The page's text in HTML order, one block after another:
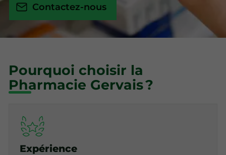
Contactez-nous
Pourquoi choisir la
Pharmacie Gervais ?
Expérience